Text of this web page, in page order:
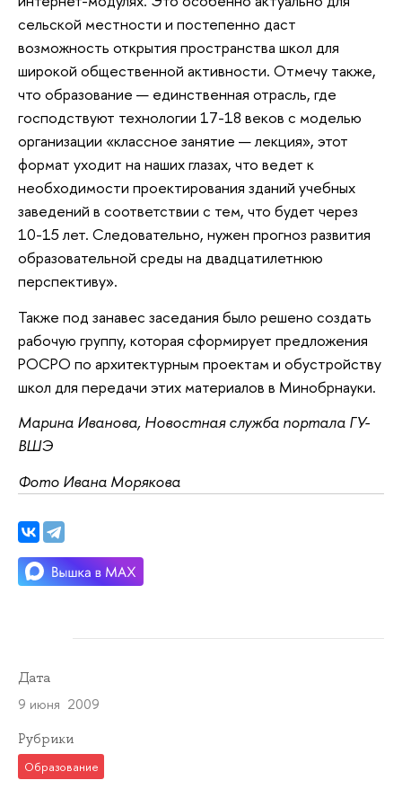
сельской местности и постепенно даст
возможность открытия пространства школ для
широкой общественной активности. Отмечу также,
что образование — единственная отрасль, где
господствуют технологии 17-18 веков с моделью
организации «классное занятие — лекция», этот
формат уходит на наших глазах, что ведет к
необходимости проектирования зданий учебных
заведений в соответствии с тем, что будет через
10-15 лет. Следовательно, нужен прогноз развития
образовательной среды на двадцатилетнюю
перспективу».
Также под занавес заседания было решено создать
рабочую группу, которая сформирует предложения
РОСРО по архитектурным проектам и обустройству
школ для передачи этих материалов в Минобрнауки.
Марина Иванова, Новостная служба портала ГУ-
ВШЭ
Фото Ивана Морякова
Дата
9 июня 2009
Рубрики
Образование